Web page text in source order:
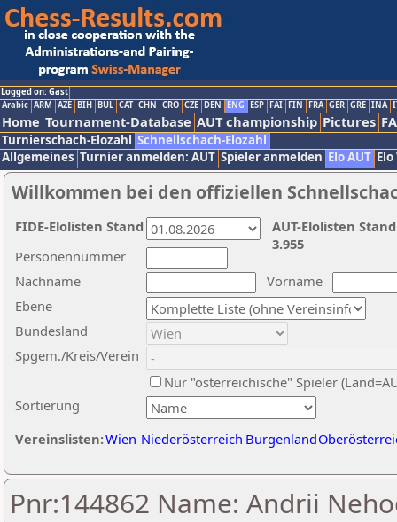
Logged on: Gast
Arabic ARM AZE BIH BUL CAT CHN CRO CZE DEN ENG ESP FAI FIN FRA GER GRE INA
Home Tournament-Database AUT championship Pictures
Turnierschach-Elozahl Schnellschach-Elozahl
Allgemeines Turnier anmelden: AUT Spieler anmelden Elo AUT
Willkommen bei den offiziellen
Nachname
Vorname
Ebene
Sortierung
Personennummer
Bundesland
Spgem./Kreis/Verein
Nur "österreichische" Spieler
Vereinslisten:Wien Niederösterreich Burgenland
AUT-Elolisten
3.955
FIDE-Elolisten Stand
Pnr:144862 Name: Andrii